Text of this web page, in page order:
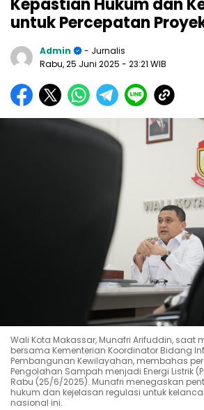
Kepastian Hukum dan
untuk Percepatan Proyek
Admin
- Jurnalis
Rabu, 25 Juni 2025 - 23:21 WIB
Wali Kota Makassar, Munafri Arifuddin, saat
bersama Kementerian Koordinator Bidang
Pembangunan Kewilayahan, membahas
Pengolahan Sampah menjadi Energi Listrik
Rabu (25/6/2025). Munafri menegaskan
hukum dan kejelasan regulasi untuk
nasional ini.